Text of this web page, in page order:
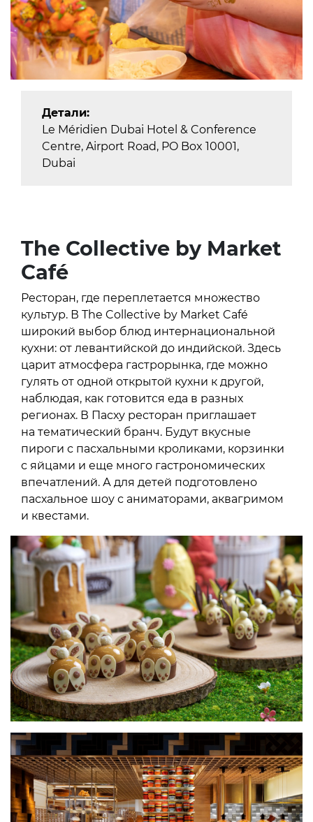
Детали:
Le Méridien Dubai Hotel & Conference
Centre, Airport Road, PO Box 10001,
Dubai
The Collective by Market
Café
Ресторан, где переплетается множество
культур. В The Collective by Market Café
широкий выбор блюд интернациональной
кухни: от левантийской до индийской. Здесь
царит атмосфера гастрорынка, где можно
гулять от одной открытой кухни к другой,
наблюдая, как готовится еда в разных
регионах. В Пасху ресторан приглашает
на тематический бранч. Будут вкусные
пироги с пасхальными кроликами, корзинки
с яйцами и еще много гастрономических
впечатлений. А для детей подготовлено
пасхальное шоу с аниматорами, аквагримом
и квестами.